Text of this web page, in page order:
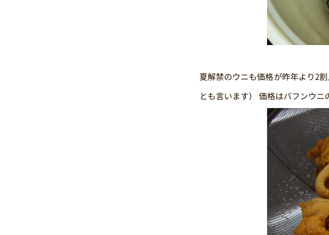
夏解禁のウニも価格が昨年より2
とも言います） 価格はバフンウ